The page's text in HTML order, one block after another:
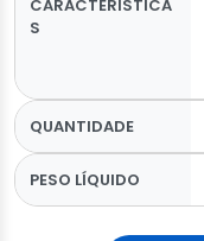
CARACTERÍSTICA
S
QUANTIDADE
PESO LÍQUIDO